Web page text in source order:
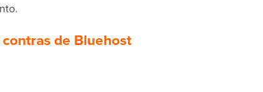
de Bluehost